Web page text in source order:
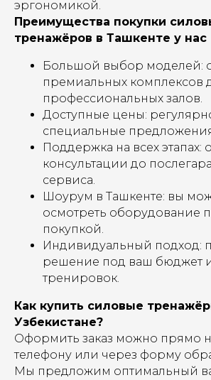
эргономикой.
Преимущества покупки
тренажёров в Ташкенте у нас
Большой выбор моделей:
премиальных комплексов
профессиональных залов.
Доступные цены:
специальные
Поддержка на всех этапах:
консультации до
сервиса.
Шоурум в Ташкенте: вы
осмотреть оборудование
покупкой.
Индивидуальный подход:
решение под ваш бюджет
тренировок.
Как купить силовые
Узбекистане?
Оформить заказ можно прямо
телефону или через форму
Мы предложим оптимальный